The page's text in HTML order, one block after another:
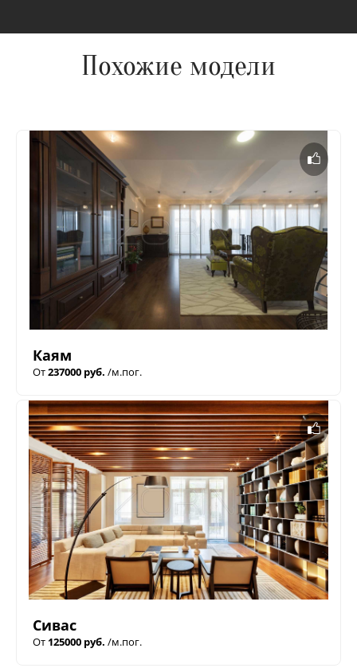
Похожие модели
Каям
От237000 руб. /м.пог.
Сивас
От 125000 руб. /м.пог.